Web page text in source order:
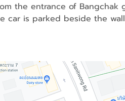
the entrance of Bangchak
car is parked beside the